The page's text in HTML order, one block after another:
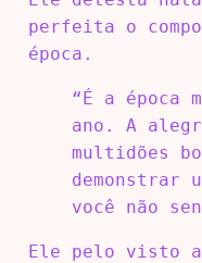
perfeita o
época.
“É a época
ano. A
multidões
demonstrar
você não
Ele pelo visto